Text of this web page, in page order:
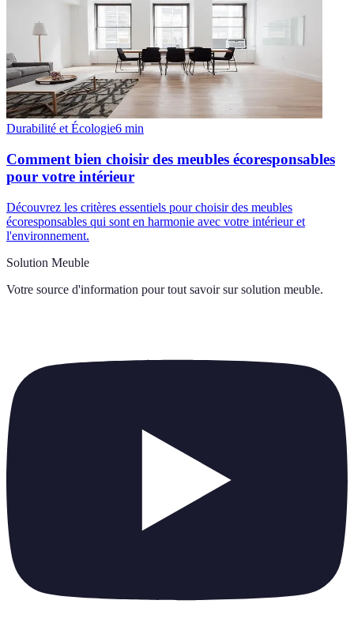
Durabilité et Écologie6 min
Comment bien choisir des meubles écoresponsables
pour votre intérieur
Découvrez les critères essentiels pour choisir des meubles
écoresponsables qui sont en harmonie avec votre intérieur et
l'environnement.
Solution Meuble
Votre source d'information pour tout savoir sur solution meuble.